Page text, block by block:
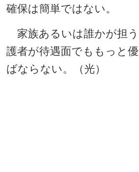
確保は簡単ではない。
家族あるいは誰かが担
護者が待遇面でももっと
ばならない。（光）